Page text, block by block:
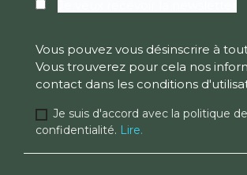
Vous pouvez vous désinscrire à
Vous trouverez pour cela nos
contact dans les conditions
Je suis d'accord avec la politique de
confidentialité. Lire.